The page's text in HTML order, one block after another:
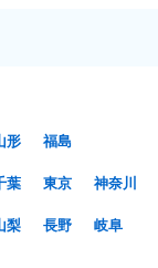
形
福島
葉 東京
神奈川
梨 長野
岐阜